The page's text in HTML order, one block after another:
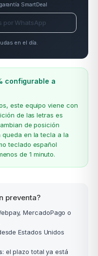
SmartDeal
por WhatsApp
en el día.
configurable a
este equipo viene con
de las letras es
de posición
queda en la tecla a la
teclado español
de 1 minuto.
preventa?
MercadoPago o
Estados Unidos
: el plazo total ya está